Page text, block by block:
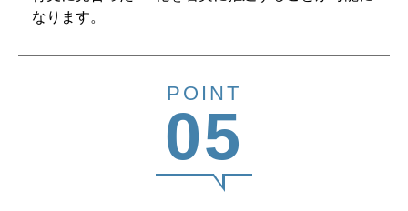
なります。
POINT
05